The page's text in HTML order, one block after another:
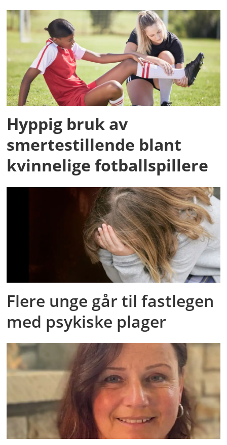
Hyppig bruk av
smertestillende blant
kvinnelige fotballspillere
Flere unge går til fastlegen
med psykiske plager